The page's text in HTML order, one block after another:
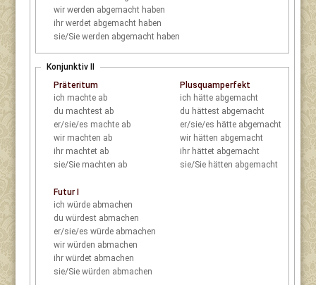
wir
werden abgemacht haben
ihr
werdet abgemacht haben
sie/Sie
werden abgemacht haben
Konjunktiv II
Präteritum
ich machte ab
du machtest ab
er/sie/es machte ab
wir machten ab
ihr machtet ab
sie/Sie machten ab
Plusquamperfekt
ich hätte abgemacht
du hättest abgemacht
er/sie/es hätte abgemacht
wir hätten abgemacht
ihr hättet abgemacht
sie/Sie hätten abgemacht
Futur I
ich würde abmachen
du würdest abmachen
er/sie/es würde abmachen
wir würden abmachen
ihr würdet abmachen
sie/Sie würden abmachen